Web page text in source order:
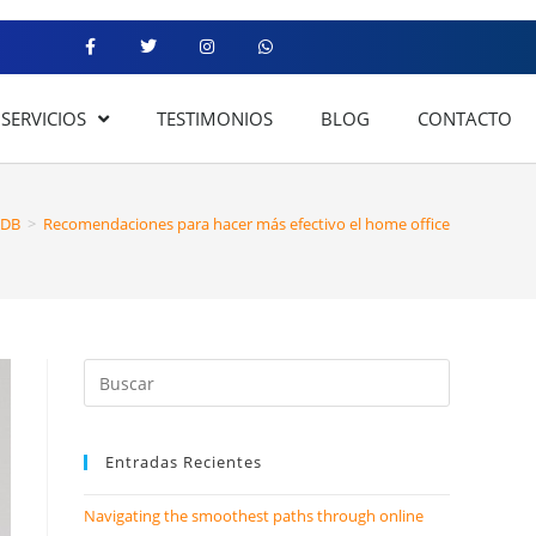
SERVICIOS TESTIMONIOS BLOG CONTACTO
> Recomendaciones para hacer más efectivo el home office
Entradas Recientes
Navigating the smoothest paths through online